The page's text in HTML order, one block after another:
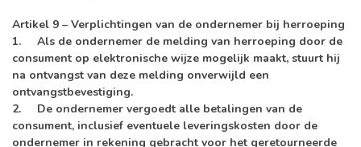
Artikel 9 – Verplichtingen van de ondernemer bij herroeping
1. Als de ondernemer de melding van herroeping door de
consument op elektronische wijze mogelijk maakt, stuurt hij
na ontvangst van deze melding onverwijld een
ontvangstbevestiging.
2. De ondernemer vergoedt alle betalingen van de
consument, inclusief eventuele leveringskosten door de
ondernemer in rekening gebracht voor het geretourneerde